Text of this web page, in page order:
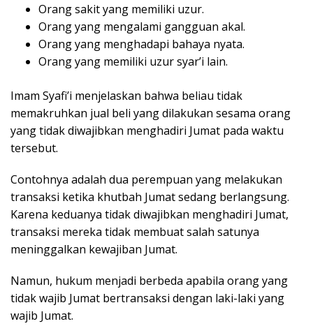
Orang sakit yang memiliki uzur.
Orang yang mengalami gangguan akal.
Orang yang menghadapi bahaya nyata.
Orang yang memiliki uzur syar’i lain.
Imam Syafi’i menjelaskan bahwa beliau tidak
memakruhkan jual beli yang dilakukan sesama orang
yang tidak diwajibkan menghadiri Jumat pada waktu
tersebut.
Contohnya adalah dua perempuan yang melakukan
transaksi ketika khutbah Jumat sedang berlangsung.
Karena keduanya tidak diwajibkan menghadiri Jumat,
transaksi mereka tidak membuat salah satunya
meninggalkan kewajiban Jumat.
Namun, hukum menjadi berbeda apabila orang yang
tidak wajib Jumat bertransaksi dengan laki-laki yang
wajib Jumat.